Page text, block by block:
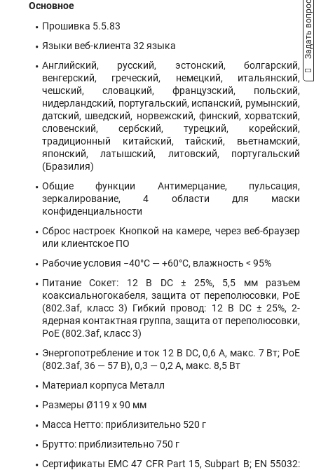
Основное
Прошивка 5.5.83
Языки веб-клиента 32 языка
Английский, русский, эстонский, болгарский,
венгерский, греческий, немецкий, итальянский,
чешский, словацкий, французский, польский,
нидерландский, португальский, испанский, румынский,
датский, шведский, норвежский, финский, хорватский,
словенский, сербский, турецкий, корейский,
традиционный китайский, тайский, вьетнамский,
японский, латышский, литовский, португальский
(Бразилия)
Общие функции Антимерцание, пульсация,
зеркалирование, 4 области для маски
конфиденциальности
Сброс настроек Кнопкой на камере, через веб-браузер
или клиентское ПО
Рабочие условия −40°С — +60°С, влажность < 95%
Питание Сокет: 12 В DC ± 25%, 5,5 мм разъем
коаксиальногокабеля, защита от переполюсовки, PoE
(802.3af, класс 3) Гибкий провод: 12 В DC ± 25%, 2-
ядерная контактная группа, защита от переполюсовки,
PoE (802.3af, класс 3)
Энергопотребление и ток 12 В DC, 0,6 А, макс. 7 Вт; PoE
(802.3af, 36 — 57 В), 0,3 — 0,2 A, макс. 8,5 Вт
Материал корпуса Металл
Размеры Ø119 x 90 мм
Масса Нетто: приблизительно 520 г
Брутто: приблизительно 750 г
Сертификаты EMC 47 CFR Part 15, Subpart B; EN 55032:
Задать вопрос